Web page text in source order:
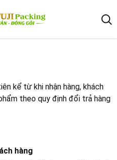
kể từ khi nhận hàng, khách
theo quy định đổi trả hàng
hàng